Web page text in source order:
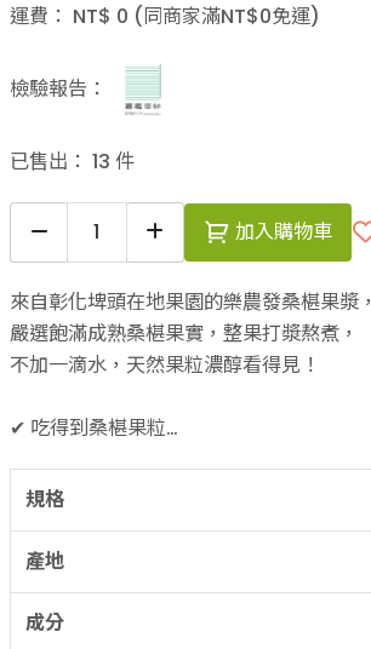
運費： NT$ 0 (同商家滿NT$0免運)
檢驗報告：
已售出： 13 件
加入購物車
來自彰化埤頭在地果園的樂農發桑椹果漿，
嚴選飽滿成熟桑椹果實，整果打漿熬煮，
不加一滴水，天然果粒濃醇看得見！
✔ 吃得到桑椹果粒
✔ 無防腐劑、無人工色素、無香料
✔ 搭配優格、吐司、甜點、飲品皆宜
規格
產地
成分